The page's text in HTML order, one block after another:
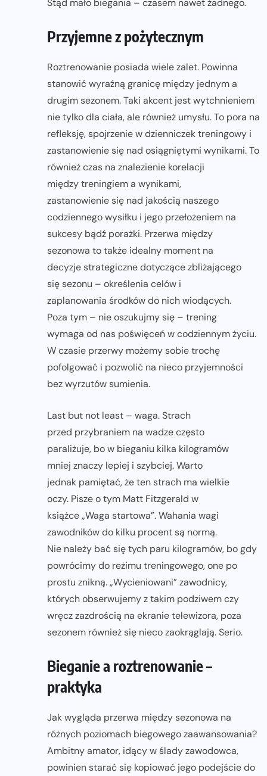
Przyjemne z pożytecznym
Roztrenowanie posiada wiele zalet. Powinna
stanowić wyraźną granicę między jednym a
drugim sezonem. Taki akcent jest wytchnieniem
nie tylko dla ciała, ale również umysłu. To pora na
refleksję, spojrzenie w dzienniczek treningowy i
zastanowienie się nad osiągniętymi wynikami. To
również czas na znalezienie korelacji
między treningiem a wynikami,
zastanowienie się nad jakością naszego
codziennego wysiłku i jego przełożeniem na
sukcesy bądź porażki. Przerwa między
sezonowa to także idealny moment na
decyzje strategiczne dotyczące zbliżającego
się sezonu – określenia celów i
zaplanowania środków do nich wiodących.
Poza tym – nie oszukujmy się – trening
wymaga od nas poświęceń w codziennym życiu.
W czasie przerwy możemy sobie trochę
pofolgować i pozwolić na nieco przyjemności
bez wyrzutów sumienia.
Last but not least – waga. Strach
przed przybraniem na wadze często
paraliżuje, bo w bieganiu kilka kilogramów
mniej znaczy lepiej i szybciej. Warto
jednak pamiętać, że ten strach ma wielkie
oczy. Pisze o tym Matt Fitzgerald w
książce „Waga startowa”. Wahania wagi
zawodników do kilku procent są normą.
Nie należy bać się tych paru kilogramów, bo gdy
powrócimy do reżimu treningowego, one po
prostu znikną. „Wycieniowani” zawodnicy,
których obserwujemy z takim podziwem czy
wręcz zazdrością na ekranie telewizora, poza
sezonem również się nieco zaokrąglają. Serio.
Bieganie a roztrenowanie –
praktyka
Jak wygląda przerwa między sezonowa na
różnych poziomach biegowego zaawansowania?
Ambitny amator, idący w ślady zawodowca,
powinien starać się kopiować jego podejście do